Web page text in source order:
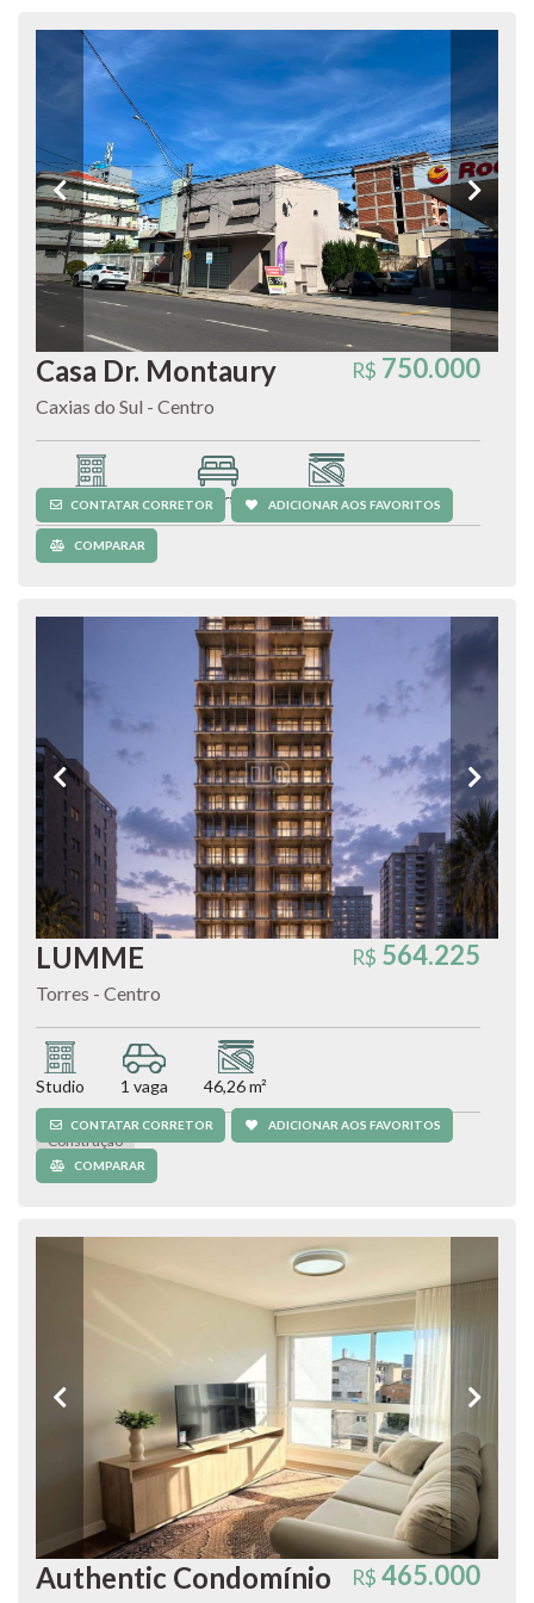
R$ 750.000
Casa Dr. Montaury
Caxias do Sul - Centro
Casa comercial 2 quartos 162,96 m²
CONTATAR CORRETOR ADICIONAR AOS FAVORITOS
COMPARAR
R$ 564.225
LUMME
Torres - Centro
Studio 1 vaga 46,26 m²
Construção
CONTATAR CORRETOR ADICIONAR AOS FAVORITOS
COMPARAR
R$ 465.000
Authentic Condomínio